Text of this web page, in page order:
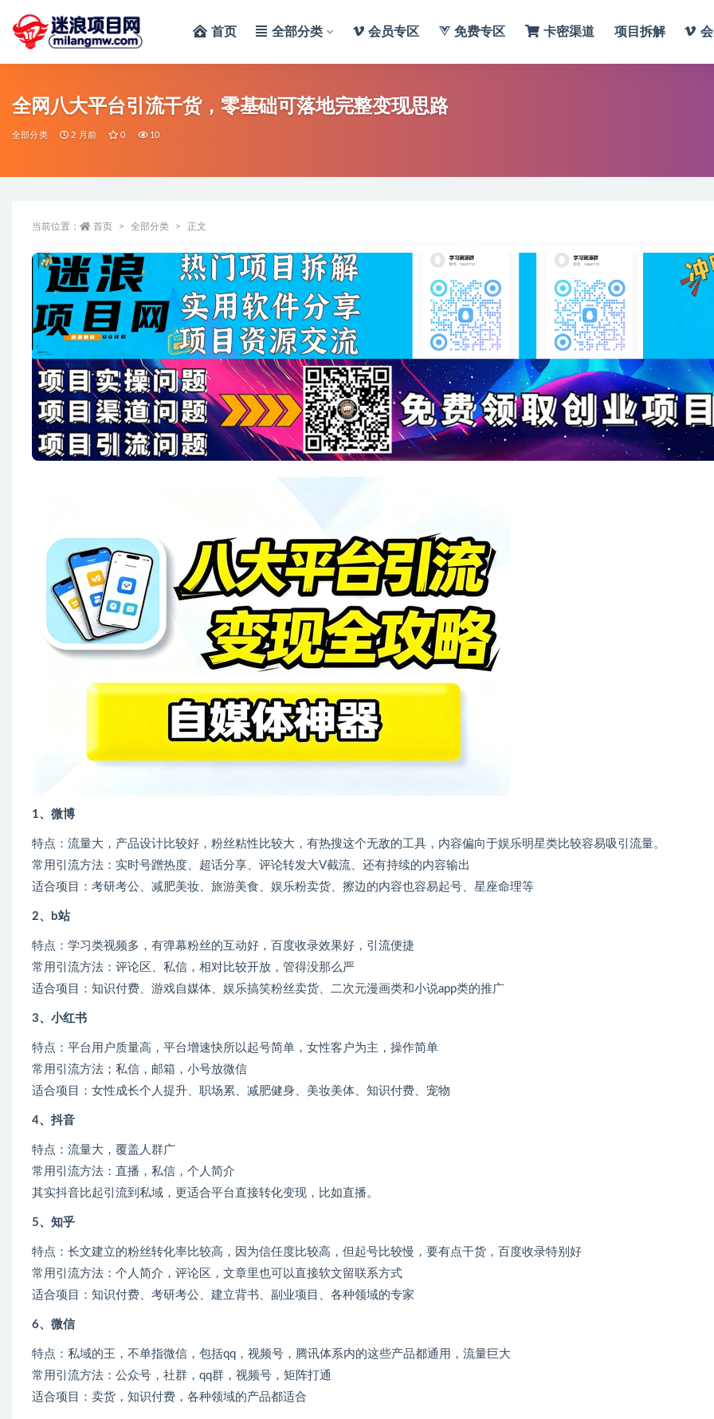
首页 全部分类 会员专区 免费专区 卡密渠道 项目拆解
全网八大平台引流干货，零基础可落地完整变现思路
全部分类 2 月前 0 10
当前位置： 首页 全部分类 正文
1、微博
特点：流量大，产品设计比较好，粉丝粘性比较大，有热搜这个无敌的工具，内容偏向于娱乐明星类比较容易吸引流量。
常用引流方法：实时号蹭热度、超话分享、评论转发大V截流、还有持续的内容输出
适合项目：考研考公、减肥美妆、旅游美食、娱乐粉卖货、擦边的内容也容易起号、星座命理等
2、b站
特点：学习类视频多，有弹幕粉丝的互动好，百度收录效果好，引流便捷
常用引流方法：评论区、私信，相对比较开放，管得没那么严
适合项目：知识付费、游戏自媒体、娱乐搞笑粉丝卖货、二次元漫画类和小说app类的推广
3、小红书
特点：平台用户质量高，平台增速快所以起号简单，女性客户为主，操作简单
常用引流方法；私信，邮箱，小号放微信
适合项目：女性成长个人提升、职场累、减肥健身、美妆美体、知识付费、宠物
4、抖音
特点：流量大，覆盖人群广
常用引流方法：直播，私信，个人简介
其实抖音比起引流到私域，更适合平台直接转化变现，比如直播。
5、知乎
特点：长文建立的粉丝转化率比较高，因为信任度比较高，但起号比较慢，要有点干货，百度收录特别好
常用引流方法：个人简介，评论区，文章里也可以直接软文留联系方式
适合项目：知识付费、考研考公、建立背书、副业项目、各种领域的专家
6、微信
特点：私域的王，不单指微信，包括qq，视频号，腾讯体系内的这些产品都通用，流量巨大
常用引流方法：公众号，社群，qq群，视频号，矩阵打通
适合项目：卖货，知识付费，各种领域的产品都适合